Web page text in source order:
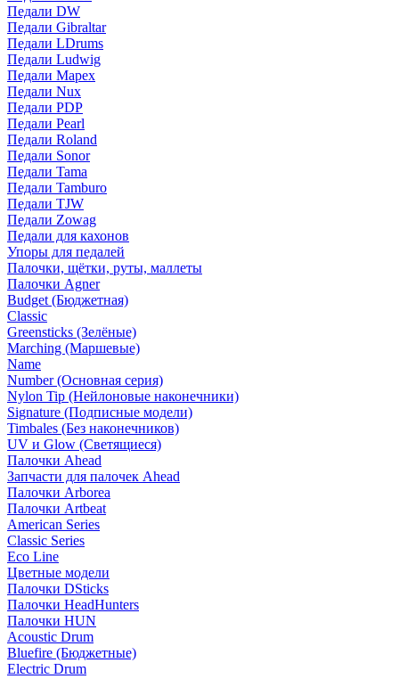
Педали DW
Педали Gibraltar
Педали LDrums
Педали Ludwig
Педали Mapex
Педали Nux
Педали PDP
Педали Pearl
Педали Roland
Педали Sonor
Педали Tama
Педали Tamburo
Педали TJW
Педали Zowag
Педали для кахонов
Упоры для педалей
Палочки, щётки, руты, маллеты
Палочки Agner
Budget (Бюджетная)
Classic
Greensticks (Зелёные)
Marching (Маршевые)
Name
Number (Основная серия)
Nylon Tip (Нейлоновые наконечники)
Signature (Подписные модели)
Timbales (Без наконечников)
UV и Glow (Светящиеся)
Палочки Ahead
Запчасти для палочек Ahead
Палочки Arborea
Палочки Artbeat
American Series
Classic Series
Eco Line
Цветные модели
Палочки DSticks
Палочки HeadHunters
Палочки HUN
Acoustic Drum
Bluefire (Бюджетные)
Electric Drum